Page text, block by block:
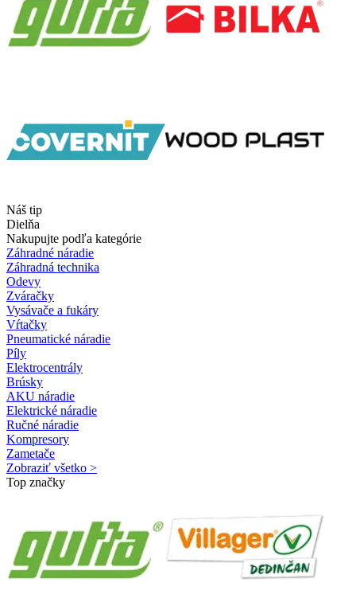
Náš tip
Dielňa
Nakupujte podľa kategórie
Záhradné náradie
Záhradná technika
Odevy
Zváračky
Vysávače a fukáry
Vŕtačky
Pneumatické náradie
Píly
Elektrocentrály
Brúsky
AKU náradie
Elektrické náradie
Ručné náradie
Kompresory
Zametače
Zobraziť všetko >
Top značky